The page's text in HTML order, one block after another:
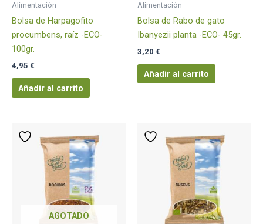
Alimentación
Bolsa de Harpagofito
procumbens, raíz -ECO-
100gr.
4,95 €
Añadir al carrito
Alimentación
Bolsa de Rabo de gato
Ibanyezii planta -ECO- 45gr.
3,20 €
Añadir al carrito
AGOTADO